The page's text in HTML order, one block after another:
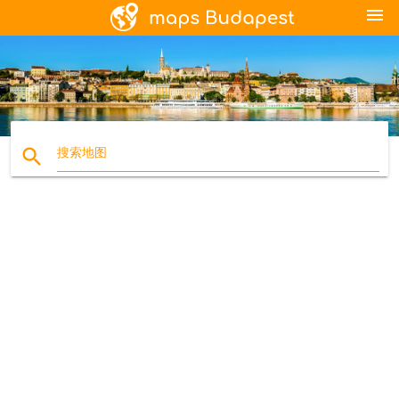
menu
search 搜索地图